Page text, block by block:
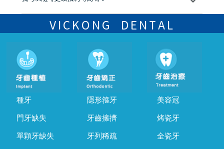
可以，請盡早通過wechat或whatsapp聯絡我們，告知我們你原本預約
的時間及資料，並且重新預約的日期及時段
VICKONG DENTAL
種牙
門牙缺失
單顆牙缺失
隱形箍牙
牙齒擁擠
牙列稀疏
美容冠
烤瓷牙
全瓷牙